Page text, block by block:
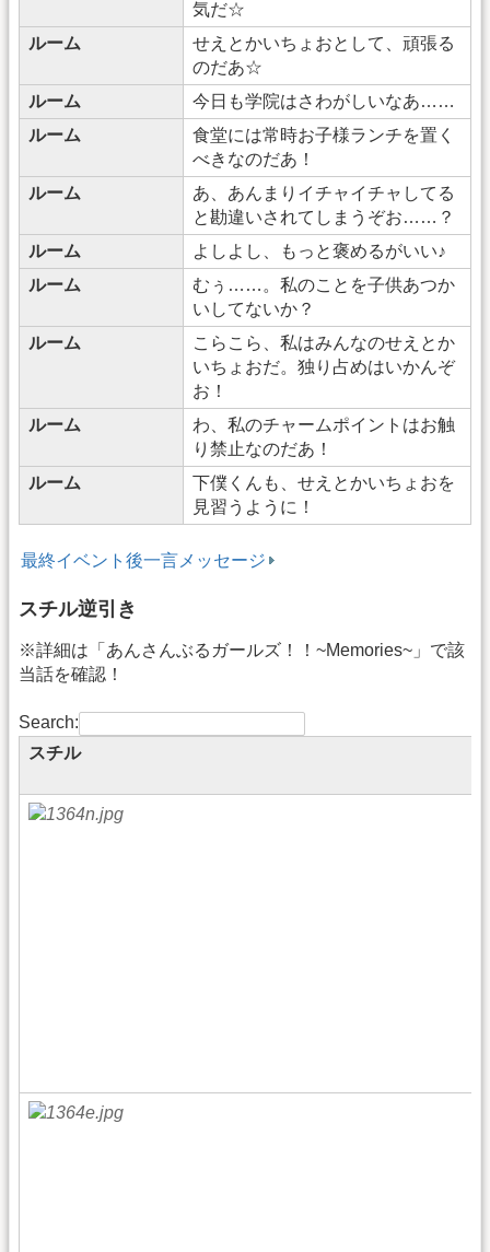
気だ☆
ルーム
せえとかいちょおとして、頑張る
のだあ☆
ルーム
今日も学院はさわがしいなあ……
ルーム
食堂には常時お子様ランチを置く
べきなのだあ！
ルーム
あ、あんまりイチャイチャしてる
と勘違いされてしまうぞお……？
ルーム
よしよし、もっと褒めるがいい♪
ルーム
むぅ……。私のことを子供あつか
いしてないか？
ルーム
こらこら、私はみんなのせえとか
いちょおだ。独り占めはいかんぞ
お！
ルーム
わ、私のチャームポイントはお触
り禁止なのだあ！
ルーム
下僕くんも、せえとかいちょおを
見習うように！
最終イベント後一言メッセージ
スチル逆引き
※詳細は「あんさんぶるガールズ！！~Memories~」で該
当話を確認！
Search:
スチル